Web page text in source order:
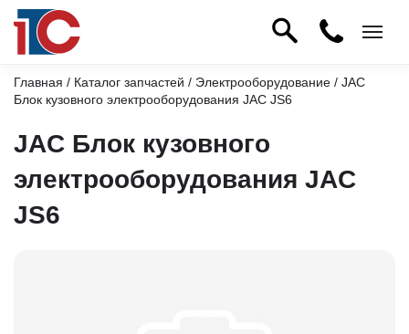
Главная / Каталог запчастей / Электрооборудование / JAC
Блок кузовного электрооборудования JAC JS6
JAC Блок кузовного
электрооборудования JAC
JS6